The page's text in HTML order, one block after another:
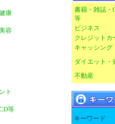
康
容
ト
等
書籍・雑誌・
等
ビジネス
クレジットカ
キャッシング
ダイエット・
不動産
キーワード